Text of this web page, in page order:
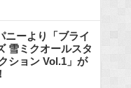
ニーより「ブライ
雪ミクオールスタ
ション Vol.1」が